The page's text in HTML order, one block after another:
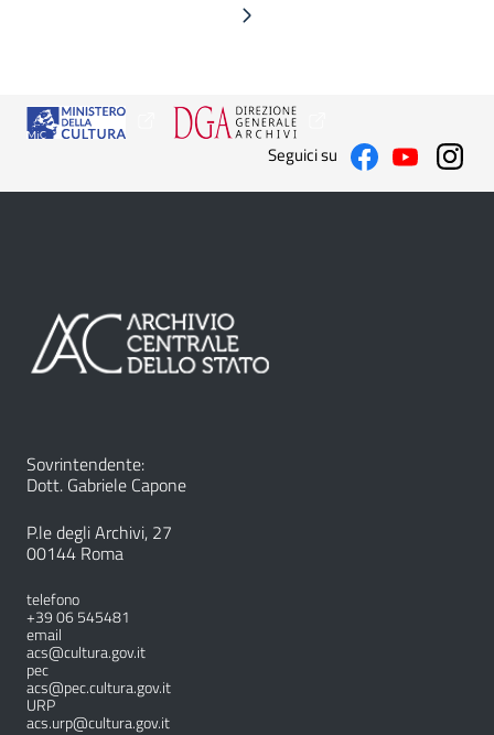
Seguici su
Sovrintendente:
Dott. Gabriele Capone
P.le degli Archivi, 27
00144 Roma
telefono
+39 06 545481
email
acs@cultura.gov.it
pec
acs@pec.cultura.gov.it
URP
acs.urp@cultura.gov.it